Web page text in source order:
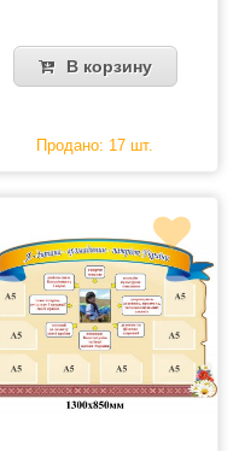
В корзину
Продано: 17 шт.